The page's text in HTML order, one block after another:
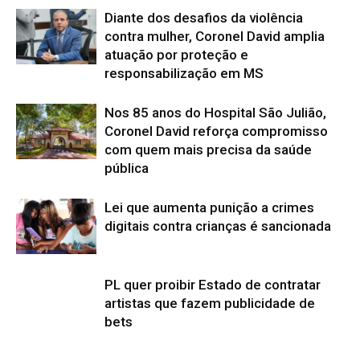
Diante dos desafios da violência
contra mulher, Coronel David amplia
atuação por proteção e
responsabilização em MS
Nos 85 anos do Hospital São Julião,
Coronel David reforça compromisso
com quem mais precisa da saúde
pública
Lei que aumenta punição a crimes
digitais contra crianças é sancionada
PL quer proibir Estado de contratar
artistas que fazem publicidade de
bets